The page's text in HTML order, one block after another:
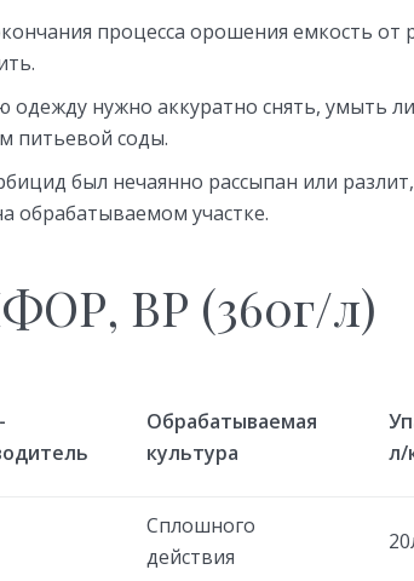
процесса орошения емкость
одежду нужно аккуратно снять, умыть
питьевой соды.
был нечаянно рассыпан или
обрабатываемом участке.
ВР (360г/л)
Обрабатываемая
культура
л/
Сплошного
действия